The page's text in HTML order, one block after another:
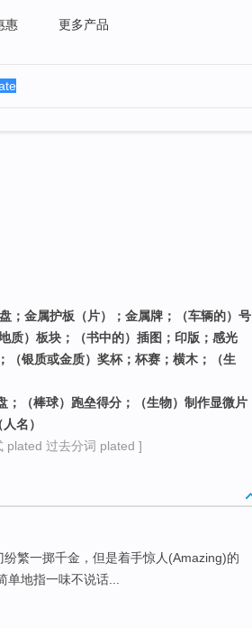
惠 更多产品
；金属护板（片）；金属牌；（车辆的）号
质）板块；（书中的）插图；印版；感光
（银质或金质）奖杯；杯赛；横木；（生
（棒球）跑垒得分；（生物）制作显微片
名）
plated 过去分词 plated ]
繁一掷千金，但是着手惊人(Amazing)的
地指一味不说话...